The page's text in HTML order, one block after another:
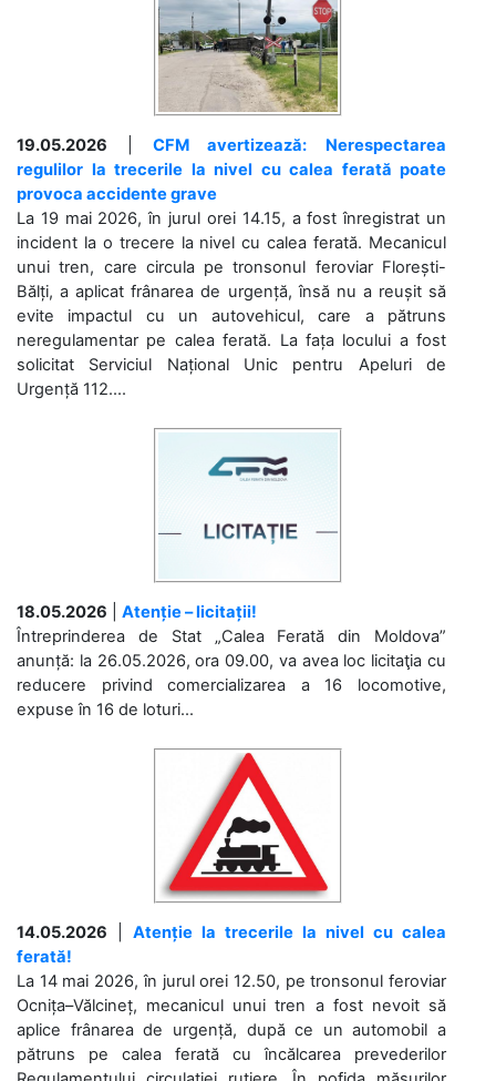
19.05.2026
CFM avertizează: Nerespectarea
regulilor la trecerile la nivel cu calea ferată poate
provoca accidente grave
La 19 mai 2026, în jurul orei 14.15, a fost înregistrat un
incident la o trecere la nivel cu calea ferată. Mecanicul
unui tren, care circula pe tronsonul feroviar Florești-
Bălți, a aplicat frânarea de urgență, însă nu a reușit să
evite impactul cu un autovehicul, care a pătruns
neregulamentar pe calea ferată. La fața locului a fost
solicitat Serviciul Național Unic pentru Apeluri de
Urgență 112....
18.05.2026
Atenție – licitații!
Întreprinderea de Stat „Calea Ferată din Moldova”
anunță: la 26.05.2026, ora 09.00, va avea loc licitaţia cu
reducere privind comercializarea a 16 locomotive,
expuse în 16 de loturi...
14.05.2026
Atenție la trecerile la nivel cu calea
ferată!
La 14 mai 2026, în jurul orei 12.50, pe tronsonul feroviar
Ocnița–Vălcineț, mecanicul unui tren a fost nevoit să
aplice frânarea de urgență, după ce un automobil a
pătruns pe calea ferată cu încălcarea prevederilor